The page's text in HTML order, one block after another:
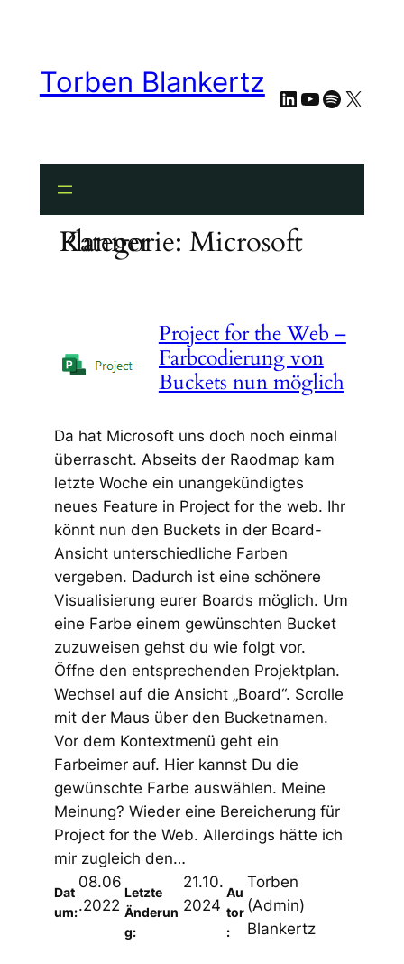
springenTorben Blankertz LinkedIn
YouTube
Spotify
X
Kategorie:
Microsoft Planner
Project for the Web –
Farbcodierung von
Buckets nun möglich
Da hat Microsoft uns doch noch einmal
überrascht. Abseits der Raodmap kam
letzte Woche ein unangekündigtes
neues Feature in Project for the web. Ihr
könnt nun den Buckets in der Board-
Ansicht unterschiedliche Farben
vergeben. Dadurch ist eine schönere
Visualisierung eurer Boards möglich. Um
eine Farbe einem gewünschten Bucket
zuzuweisen gehst du wie folgt vor.
Öffne den entsprechenden Projektplan.
Wechsel auf die Ansicht „Board“. Scrolle
mit der Maus über den Bucketnamen.
Vor dem Kontextmenü geht ein
Farbeimer auf. Hier kannst Du die
gewünschte Farbe auswählen. Meine
Meinung? Wieder eine Bereicherung für
Project for the Web. Allerdings hätte ich
mir zugleich den…
Dat
um:
08.06
.2022
Letzte
Änderun
g:
21.10.
2024
Au
tor
:
Torben
(Admin)
Blankertz